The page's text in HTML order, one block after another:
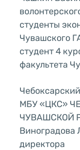
студенты
Чувашского
студент 4
факультета
МБУ «ЦКС»
ЧУВАШСКОЙ
Виноградова
директора